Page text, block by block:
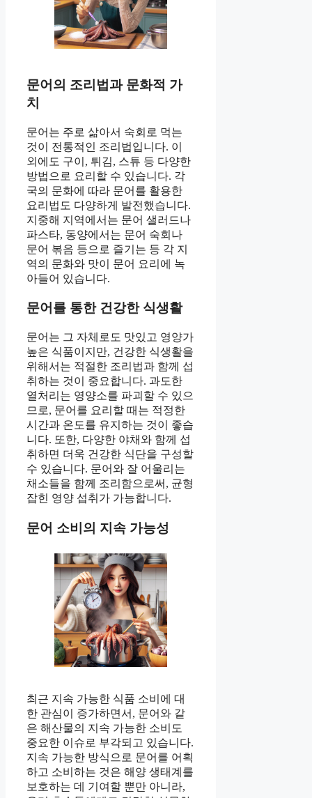
문어의 조리법과 문화적 가
치
문어는 주로 삶아서 숙회로 먹는
것이 전통적인 조리법입니다. 이
외에도 구이, 튀김, 스튜 등 다양한
방법으로 요리할 수 있습니다. 각
국의 문화에 따라 문어를 활용한
요리법도 다양하게 발전했습니다.
지중해 지역에서는 문어 샐러드나
파스타, 동양에서는 문어 숙회나
문어 볶음 등으로 즐기는 등 각 지
역의 문화와 맛이 문어 요리에 녹
아들어 있습니다.
문어를 통한 건강한 식생활
문어는 그 자체로도 맛있고 영양가
높은 식품이지만, 건강한 식생활을
위해서는 적절한 조리법과 함께 섭
취하는 것이 중요합니다. 과도한
열처리는 영양소를 파괴할 수 있으
므로, 문어를 요리할 때는 적정한
시간과 온도를 유지하는 것이 좋습
니다. 또한, 다양한 야채와 함께 섭
취하면 더욱 건강한 식단을 구성할
수 있습니다. 문어와 잘 어울리는
채소들을 함께 조리함으로써, 균형
잡힌 영양 섭취가 가능합니다.
문어 소비의 지속 가능성
최근 지속 가능한 식품 소비에 대
한 관심이 증가하면서, 문어와 같
은 해산물의 지속 가능한 소비도
중요한 이슈로 부각되고 있습니다.
지속 가능한 방식으로 문어를 어획
하고 소비하는 것은 해양 생태계를
보호하는 데 기여할 뿐만 아니라,